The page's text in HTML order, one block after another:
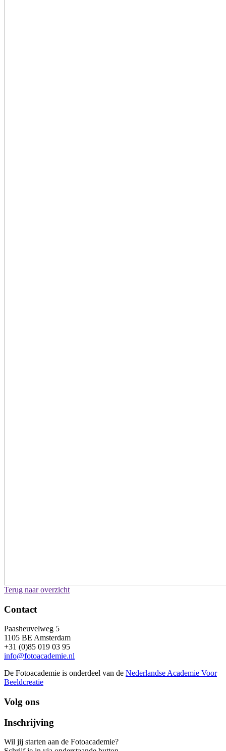
Terug naar overzicht
Contact
Paasheuvelweg 5
1105 BE Amsterdam
+31 (0)85 019 03 95
info@fotoacademie.nl
De Fotoacademie is onderdeel van de Nederlandse Academie Voor
Beeldcreatie
Volg ons
Inschrijving
Wil jij starten aan de Fotoacademie?